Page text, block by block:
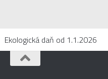
Ekologická daň od 1.1.2026